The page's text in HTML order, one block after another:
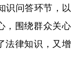
识问答环节，以
，围绕群众关心
法律知识，又增